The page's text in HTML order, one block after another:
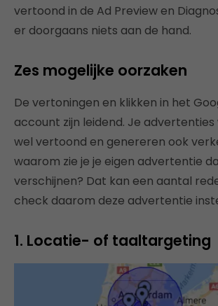
vertoond in de Ad Preview en
er doorgaans niets aan de hand.
Zes mogelijke oorzaken
De vertoningen en klikken in het
account zijn leidend. Je advertenties
wel vertoond en genereren ook
waarom zie je je eigen advertentie
verschijnen? Dat kan een aantal
check daarom deze advertentie
1. Locatie- of taaltargeting